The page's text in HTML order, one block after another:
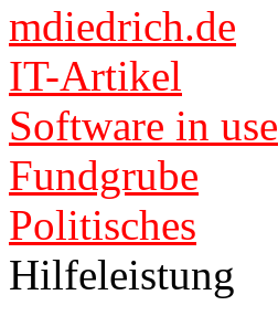
mdiedrich.de
IT-Artikel
Software in use
Fundgrube
Politisches
Hilfeleistung